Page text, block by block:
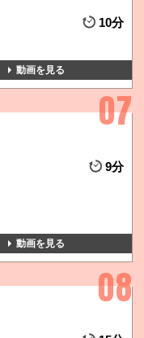
10分
動画を見る
9分
動画を見る